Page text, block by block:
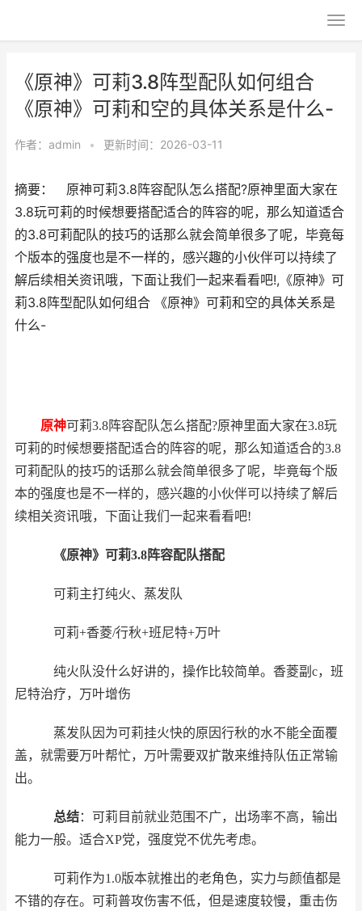
《原神》可莉3.8阵型配队如何组合
《原神》可莉和空的具体关系是什么-
作者： admin • 更新时间：2026-03-11
摘要： 原神可莉3.8阵容配队怎么搭配?原神里面大家在
3.8玩可莉的时候想要搭配适合的阵容的呢，那么知道适合
的3.8可莉配队的技巧的话那么就会简单很多了呢，毕竟每
个版本的强度也是不一样的，感兴趣的小伙伴可以持续了
解后续相关资讯哦，下面让我们一起来看看吧!,《原神》可
莉3.8阵型配队如何组合 《原神》可莉和空的具体关系是
什么-
原神可莉3.8阵容配队怎么搭配?原神里面大家在3.8玩
可莉的时候想要搭配适合的阵容的呢，那么知道适合的3.8
可莉配队的技巧的话那么就会简单很多了呢，毕竟每个版
本的强度也是不一样的，感兴趣的小伙伴可以持续了解后
续相关资讯哦，下面让我们一起来看看吧!
《原神》可莉3.8阵容配队搭配
可莉主打纯火、蒸发队
可莉+香菱/行秋+班尼特+万叶
纯火队没什么好讲的，操作比较简单。香菱副c，班
尼特治疗，万叶增伤
蒸发队因为可莉挂火快的原因行秋的水不能全面覆
盖，就需要万叶帮忙，万叶需要双扩散来维持队伍正常输
出。
总结：可莉目前就业范围不广，出场率不高，输出
能力一般。适合XP党，强度党不优先考虑。
可莉作为1.0版本就推出的老角色，实力与颜值都是
不错的存在。可莉普攻伤害不低，但是速度较慢，重击伤